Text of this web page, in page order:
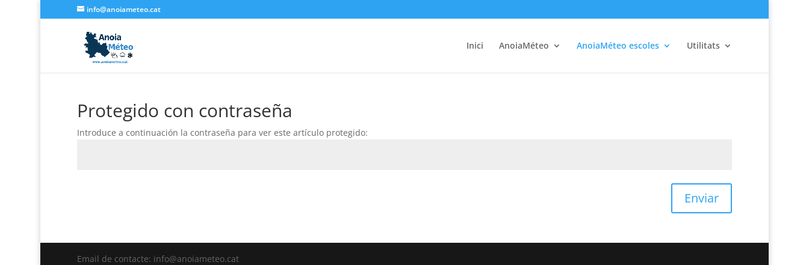
info@anoiameteo.cat
Inici AnoiaMéteo AnoiaMéteo escoles Utilitats
Protegido con contraseña
Introduce a continuación la contraseña para ver este artículo protegido:
Enviar
Email de contacte: info@anoiameteo.cat